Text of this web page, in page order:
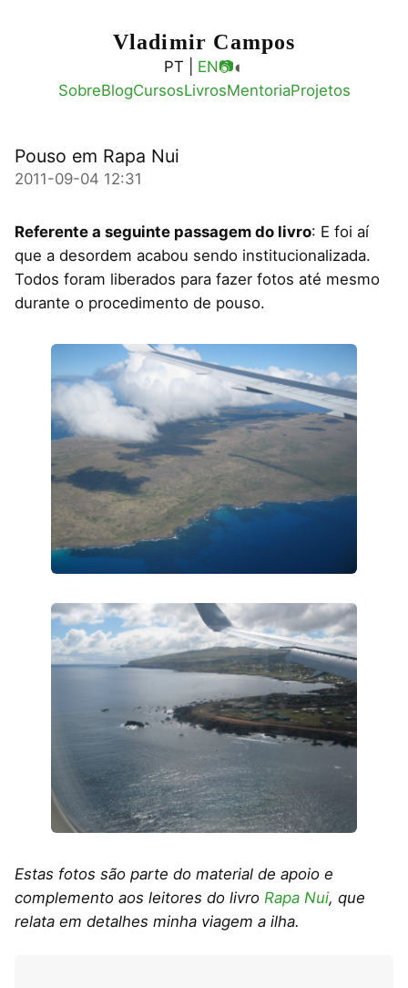
Vladimir Campos
PT | EN📷◐
SobreBlogCursosLivrosMentoriaProjetos
Pouso em Rapa Nui
2011-09-04 12:31
Referente a seguinte passagem do livro: E foi aí
que a desordem acabou sendo institucionalizada.
Todos foram liberados para fazer fotos até mesmo
durante o procedimento de pouso.
Estas fotos são parte do material de apoio e
complemento aos leitores do livro Rapa Nui, que
relata em detalhes minha viagem a ilha.